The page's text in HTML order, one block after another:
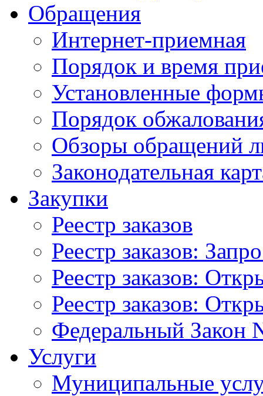
Обращения
Интернет-приемная
Порядок и время
Установленные
Порядок
Обзоры обращений
Законодательная
Закупки
Реестр заказов
Реестр заказов:
Реестр заказов:
Реестр заказов:
Федеральный Закон
Услуги
Муниципальные